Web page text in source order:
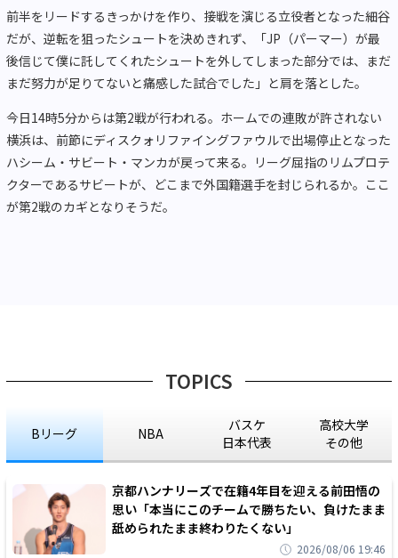
前半をリードするきっかけを作り、接戦を演じる立役者となった細谷
だが、逆転を狙ったシュートを決めきれず、「JP（パーマー）が最
後信じて僕に託してくれたシュートを外してしまった部分では、まだ
まだ努力が足りてないと痛感した試合でした」と肩を落とした。
今日14時5分からは第2戦が行われる。ホームでの連敗が許されない
横浜は、前節にディスクォリファイングファウルで出場停止となった
ハシーム・サビート・マンカが戻って来る。リーグ屈指のリムプロテ
クターであるサビートが、どこまで外国籍選手を封じられるか。ここ
が第2戦のカギとなりそうだ。
TOPICS
Bリーグ NBA
バスケ
日本代表
高校大学
その他
京都ハンナリーズで在籍4年目を迎える前田悟の
思い「本当にこのチームで勝ちたい、負けたまま
舐められたまま終わりたくない」
2026/08/06 19:46